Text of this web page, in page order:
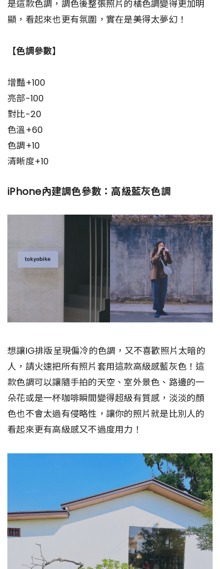
是這款色調，調色後整張照片的橘色調變得更加明
顯，看起來也更有氛圍，實在是美得太夢幻！
【色調參數】
增豔+100
亮部-100
對比-20
色溫+60
色調+10
清晰度+10
iPhone內建調色參數：高級藍灰色調
想讓IG排版呈現偏冷的色調，又不喜歡照片太暗的
人，請火速把所有照片套用這款高級感藍灰色！這
款色調可以讓隨手拍的天空、室外景色、路邊的一
朵花或是一杯咖啡瞬間變得超級有質感，淡淡的顏
色也不會太過有侵略性，讓你的照片就是比別人的
看起來更有高級感又不過度用力！